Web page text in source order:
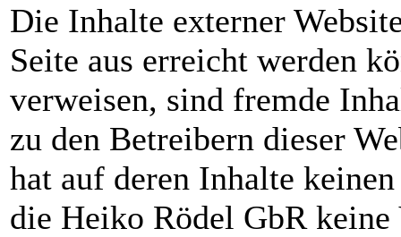
Die Inhalte externer
Seite aus erreicht werden
verweisen, sind fremde
zu den Betreibern dieser
hat auf deren Inhalte
die Heiko Rödel GbR